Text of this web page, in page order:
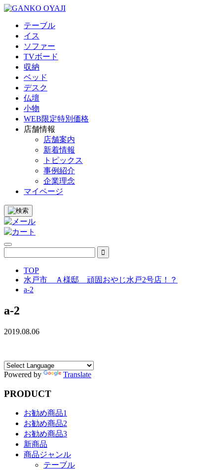
テーブル
イス
ソファー
TVボード
収納
ベッド
デスク
仏壇
小物
WEB限定特別価格
店舗情報
店舗案内
新着情報
トピックス
事例紹介
企業理念
マイページ
TOP
水戸市 Ａ様邸 頑固おやじ水戸2号店！？
a-2
a-2
2019.08.06
Powered by Translate
PRODUCT
お勧め商品1
お勧め商品2
お勧め商品3
新商品
商品ジャンル
テーブル